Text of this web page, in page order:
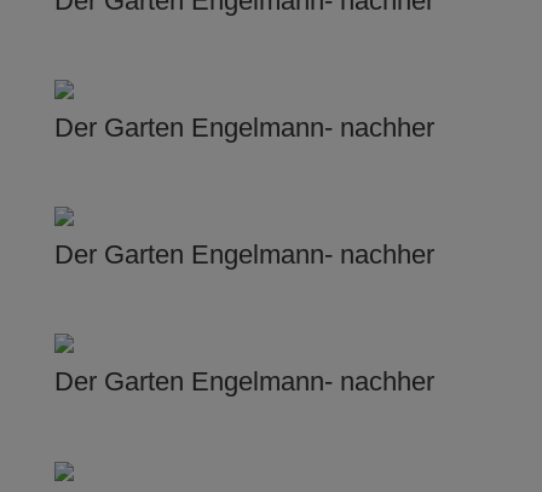
Der Garten Engelmann- nachher
Der Garten Engelmann- nachher
Der Garten Engelmann- nachher